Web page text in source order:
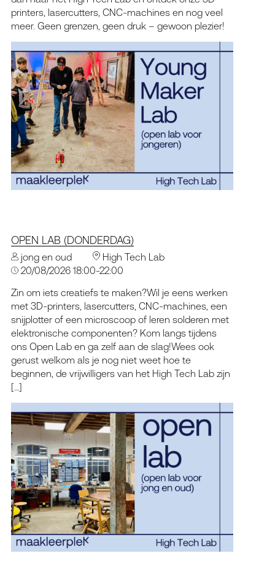
printers, lasercutters, CNC-machines en nog veel
meer. Geen grenzen, geen druk – gewoon plezier!
OPEN LAB (DONDERDAG)
jong en oud
High Tech Lab
20/08/2026 18:00-22:00
Zin om iets creatiefs te maken?Wil je eens werken
met 3D-printers, lasercutters, CNC-machines, een
snijplotter of een microscoop of leren solderen met
elektronische componenten? Kom langs tijdens
ons Open Lab en ga zelf aan de slag!Wees ook
gerust welkom als je nog niet weet hoe te
beginnen, de vrijwilligers van het High Tech Lab zijn
[…]